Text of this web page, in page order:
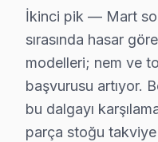
6. Tüm fonksiyonlar
Dijitsu TV Bakım
Dijitsu TV'ler için en
Dijitsu televizyon'niz
Dijitsu güvenilirliği
İkinci pik — Mart
sırasında hasar
modelleri; nem ve
başvurusu artıyor.
bu dalgayı
parça stoğu